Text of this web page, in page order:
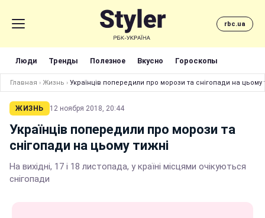
rbc.ua
Люди Тренды Полезное Вкусно Гороскопы
Главная › Жизнь › Українців попередили про морози та снігопади на цьому
ЖИЗНЬ 12 ноября 2018, 20:44
Українців попередили про морози та
снігопади на цьому тижні
На вихідні, 17 і 18 листопада, у країні місцями очікуються
снігопади